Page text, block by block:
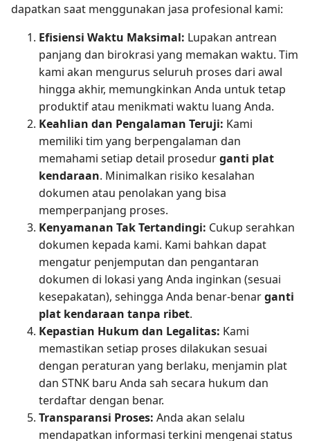
dapatkan saat menggunakan jasa profesional kami:
Efisiensi Waktu Maksimal: Lupakan antrean
panjang dan birokrasi yang memakan waktu. Tim
kami akan mengurus seluruh proses dari awal
hingga akhir, memungkinkan Anda untuk tetap
produktif atau menikmati waktu luang Anda.
Keahlian dan Pengalaman Teruji: Kami
memiliki tim yang berpengalaman dan
memahami setiap detail prosedurganti plat
kendaraan. Minimalkan risiko kesalahan
dokumen atau penolakan yang bisa
memperpanjang proses.
Kenyamanan Tak Tertandingi: Cukup serahkan
dokumen kepada kami. Kami bahkan dapat
mengatur penjemputan dan pengantaran
dokumen di lokasi yang Anda inginkan (sesuai
kesepakatan), sehingga Anda benar-benarganti
plat kendaraan tanpa ribet.
Kepastian Hukum dan Legalitas: Kami
memastikan setiap proses dilakukan sesuai
dengan peraturan yang berlaku, menjamin plat
dan STNK baru Anda sah secara hukum dan
terdaftar dengan benar.
Transparansi Proses: Anda akan selalu
mendapatkan informasi terkini mengenai status